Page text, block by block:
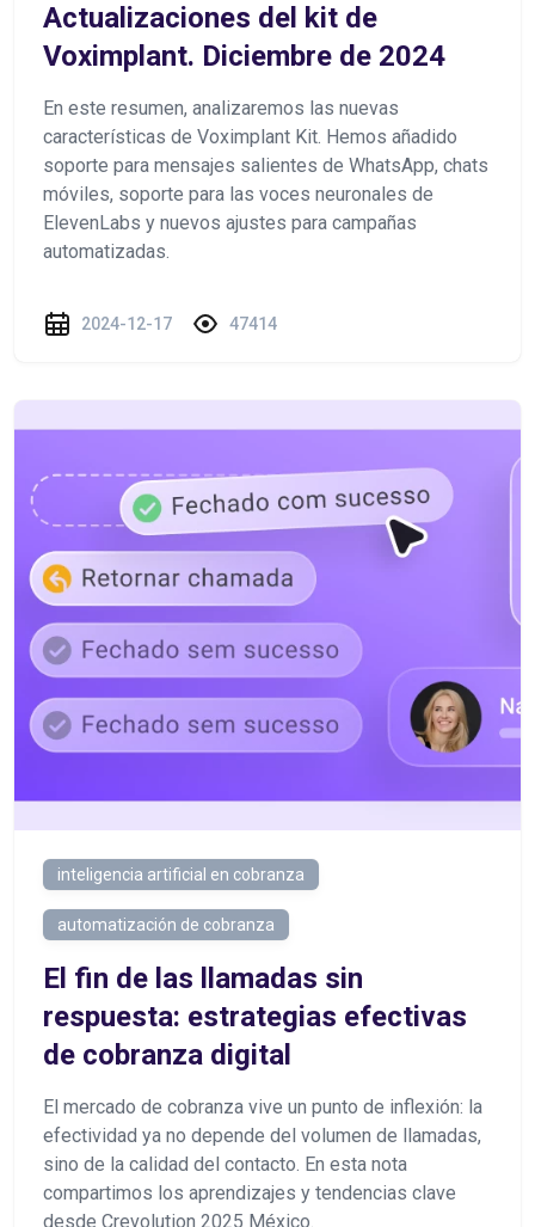
Actualizaciones del kit de
Voximplant. Diciembre de 2024
En este resumen, analizaremos las nuevas
características de Voximplant Kit. Hemos añadido
soporte para mensajes salientes de WhatsApp, chats
móviles, soporte para las voces neuronales de
ElevenLabs y nuevos ajustes para campañas
automatizadas.
2024-12-17 47414
inteligencia artificial en cobranza
automatización de cobranza
El fin de las llamadas sin
respuesta: estrategias efectivas
de cobranza digital
El mercado de cobranza vive un punto de inflexión: la
efectividad ya no depende del volumen de llamadas,
sino de la calidad del contacto. En esta nota
compartimos los aprendizajes y tendencias clave
desde Crevolution 2025 México.